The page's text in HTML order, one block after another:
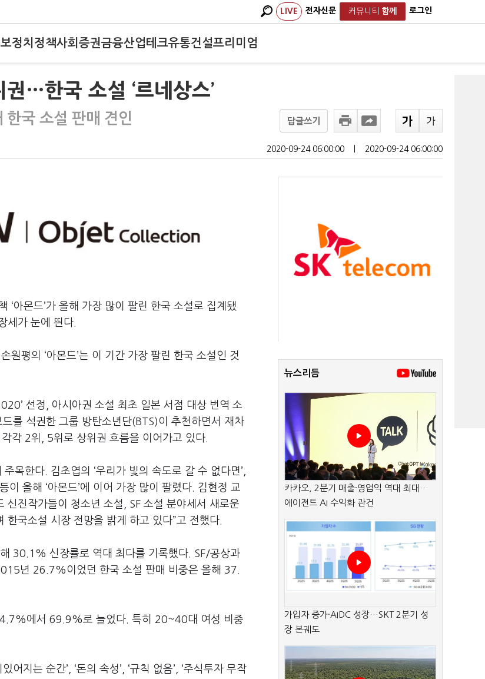
LIVE 전자신문 커뮤니티 함께 로그인
정치 정책사회 증권금융산업테크유통건설프리미엄
권…한국 소설 ‘르네상스’
한국 소설 판매 견인 답글쓰기
2020-09-24 06:00:00 2020-09-24 06:00:00
‘아몬드’가 올해 가장 많이 팔린 한국 소설로 집계됐
세가 눈에 띈다
원평의 ‘아몬드’는 이 기간 가장 팔린 한국 소설인 것
선정
아시아권 소설 최초 일본 서점 대상 번역 소
를 석권한 그룹 방탄소년단(BTS)이 추천하면서 재차
각 2위 , 5위로 상위권 흐름을 이어가고 있다
주목한다 김초엽의 ‘우리가 빛의 속도로 갈 수 없다면’,
등이 올해 ‘아몬드’에 이어 가장 많이 팔렸다
김현정 교
신진작가들이 청소년 소설 , SF 소설 분야세서 새로운
한국소설 시장 전망을 밝게 하고 있다”고 전했다
30.1% 신장률로 역대 최다를 기록했다 . SF/공상과
년 26.7%이었던 한국 소설 판매 비중은 올해 37.
에서 69.9%로 늘었다 특히 20~40대 여성 비중
있어지는 순간’, ‘돈의 속성’, ‘규칙 없음’, ‘주식투자 무작
뉴스리듬
카카오, 2분기 매출·영업익 역대 최대…
에이전트 AI 수익화 관건
가입자 증가·AIDC 성장…SKT 2분기 성
장 본궤도